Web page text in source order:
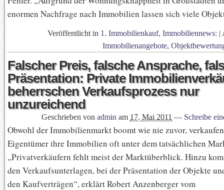
enormen Nachfrage nach Immobilien lassen sich viele
Veröffentlicht in 1. Immobilienkauf, Immobiliennews: |
Immobilienangebote,
Falscher Preis, falsche Ansprache,
Präsentation: Private
beherrschen Verkaufsprozess nur
unzureichend
Geschrieben von admin am 17. Mai 2011 — Schreibe
Obwohl der Immobilienmarkt boomt wie nie zuvor,
Eigentümer ihre Immobilien oft unter dem tatsächlichen
„Privatverkäufern fehlt meist der Marktüberblick. Hinzu
den Verkaufsunterlagen, bei der Präsentation der Objekte
den Kaufverträgen“, erklärt Robert Anzenberger vom